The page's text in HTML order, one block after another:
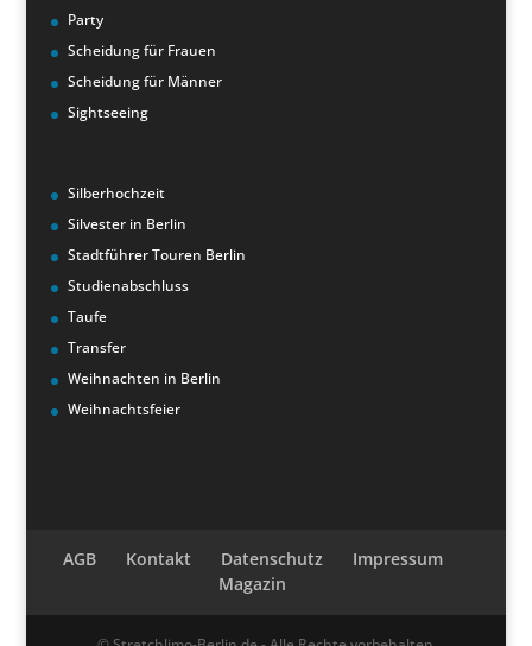
Party
Scheidung für Frauen
Scheidung für Männer
Sightseeing
Silberhochzeit
Silvester in Berlin
Stadtführer Touren Berlin
Studienabschluss
Taufe
Transfer
Weihnachten in Berlin
Weihnachtsfeier
AGB Kontakt Datenschutz
Impressum
Magazin